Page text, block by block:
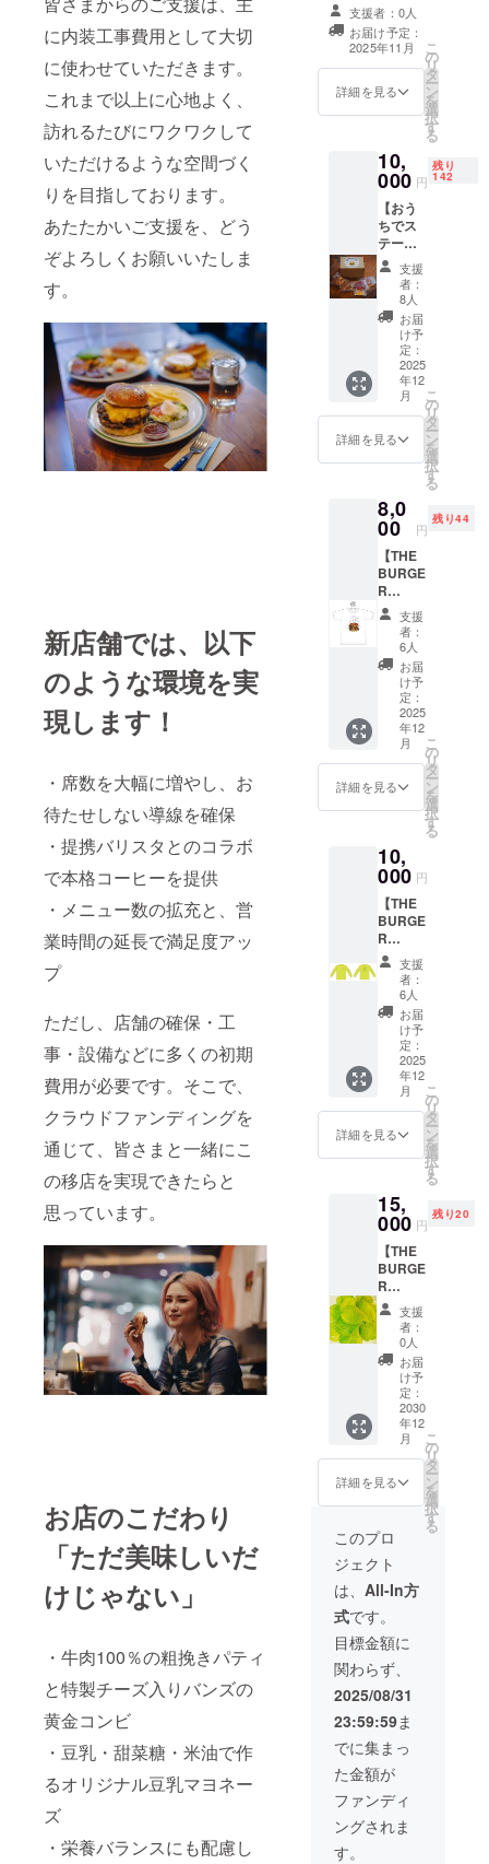
に内装工事費用として大切
に使わせていただきます。
これまで以上に心地よく、
訪れるたびにワクワクして
いただけるような空間づく
りを目指しております。
あたたかいご支援を、どう
ぞよろしくお願いいたしま
す。
新店舗では、以下
のような環境を実
現します！
・席数を大幅に増やし、お
待たせしない導線を確保
・提携バリスタとのコラボ
で本格コーヒーを提供
・メニュー数の拡充と、営
業時間の延長で満足度アッ
プ
ただし、店舗の確保・工
事・設備などに多くの初期
費用が必要です。そこで、
クラウドファンディングを
通じて、皆さまと一緒にこ
の移店を実現できたらと
思っています。
お店のこだわり
「ただ美味しいだ
けじゃない」
・牛肉100％の粗挽きパティ
と特製チーズ入りバンズの
黄金コンビ
・豆乳・甜菜糖・米油で作
るオリジナル豆乳マヨネー
ズ
・栄養バランスにも配慮し
ドファンディン
グで支援をした
旨をお声掛けく
ださい。 ・2025
年9月下旬の店舗
確保予定 ・有効
期間：2026年12
SHOP紀尾井町
本店で使えるチ
ケット110,000
円分（10,000円
×11枚） ・新店
舗でのお買い物
ません。おつり
はでません。 ・
初回来店時にお
渡しいたしま
す。スタッフに
クラウドファン
ディングで支援
をした旨をお声
掛けください。
・2025年9月下
旬の店舗確保予
定 ・有効期間：
2026年12月31
支援者：0人
お届け予定：
2025年11月
詳細を見る
こ
の
リ
タ
ー
ン
を
選
択
す
る
10,
000 円
残り
142
【おう
ちでス
テーキ
ハウス
バー
ガー
キット
（２食
分）+応
援セッ
ト】 ト
ランプ
大統領
にも食
べて頂
いたス
ハウス
バー
ガーを
ご家庭
でも楽
しめる
冷凍
キット
の２食
セット
になり
ます。
レタ
ス、ト
マト、
玉ね
ぎ、マ
ただけ
れば当
店の味
がほぼ
再現で
きま
す。 ・
内容：
バンズ
2個、ス
テーキ
ハウス
パティ4
枚、
チーズ8
枚分、
オリジ
ソース
60g ・
保存方
法：冷
凍 ・消
費期限
もしく
は賞味
期限：
製造日
から約
1ヶ月
原材料
及び添
加物等
表示は
お届け
ラベル
に表記
されま
す。 商
前には
必ずお
届けの
リター
ンに貼
付され
たラベ
ルや注
意書き
をご確
認くだ
さい。
支援
者：
8人
お届
け予
定：
2025
年12
月
詳細を見る
こ
の
リ
タ
ー
ン
を
選
択
す
る
8,0
00 円
残り44
【THE
BURGE
R
SHOP
オリジ
ナルT
シャツ
+応援
セッ
ト】 ・
サイズ
展開：
S, M,
L,XL,XX
L ・カ
ラー：
ト
支援
者：
6人
お届
け予
定：
2025
年12
月
詳細を見る
こ
の
リ
タ
ー
ン
を
選
択
す
る
10,
000 円
【THE
BURGE
R
SHOP
オリジ
ナルロ
ンT +応
援セッ
ト】 ・
サイズ
展開：
S, M,
L,XL,XX
L ・カ
ラー：
セーフ
エロー
支援
者：
6人
お届
け予
定：
2025
年12
月
詳細を見る
こ
の
リ
タ
ー
ン
を
選
択
す
る
15,
000 円
残り20
【THE
BURGE
R
SHOP
紀尾井
町本店
のス
タッフ
になれ
る券
（賄い
き）】
世界中
から
様々な
お客様
が訪れ
る
「THE
BURGE
R
SHOP
紀尾井
町本店
」の
ホール
スタッ
フとし
て1日職
場体験
をして
みませ
んか？
支援
者：
0人
お届
け予
定：
2030
年12
月
詳細を見る
こ
の
リ
タ
ー
ン
を
選
択
す
る
このプロ
ジェクト
は、 All-In方
式です。
目標金額に
関わらず、
2025/08/31
23:59:59ま
でに集まっ
た金額が
ファンディ
ングされま
す。